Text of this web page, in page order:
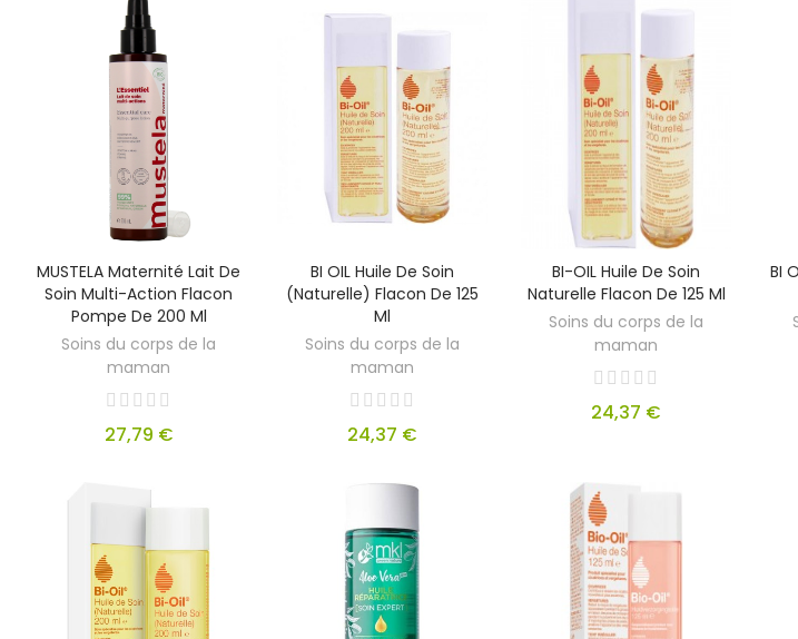
MUSTELA Maternité Lait De
Soin Multi-Action Flacon
Pompe De 200 Ml
Soins du corps de la
maman
27,79 €
BI OIL Huile De Soin
(naturelle) Flacon De 125
Ml
Soins du corps de la
maman
24,37 €
BI-OIL Huile De Soin
Naturelle Flacon De 125 Ml
Soins du corps de la
maman
24,37 €
BI